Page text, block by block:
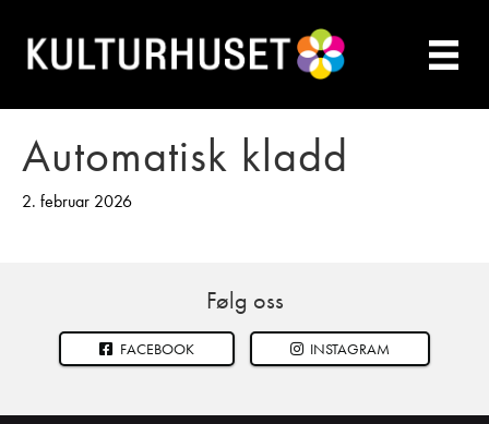
Automatisk kladd
2. februar 2026
Følg oss
FACEBOOK INSTAGRAM